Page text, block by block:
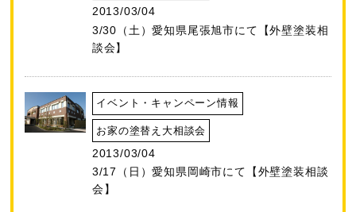
2013/03/04
3/30（土）愛知県尾張旭市にて【外壁塗装相
談会】
イベント・キャンペーン情報
お家の塗替え大相談会
2013/03/04
3/17（日）愛知県岡崎市にて【外壁塗装相談
会】